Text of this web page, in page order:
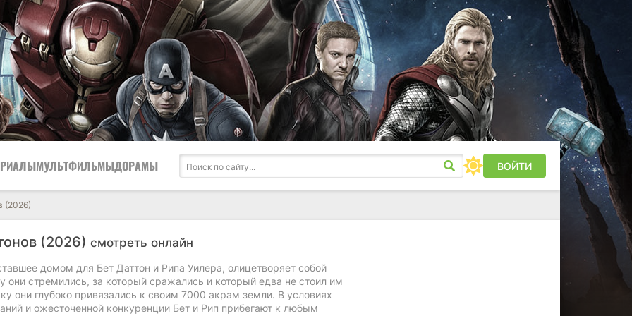
МУЛЬТФИЛЬМЫДОРАМЫ ВОЙТИ
(2026)
(2026) смотреть онлайн
домом для Бет Даттон и Рипа Уилера, олицетворяет собой
они стремились, за который сражались и который едва не стоил им
они глубоко привязались к своим 7000 акрам земли. В условиях
и ожесточенной конкуренции Бет и Рип прибегают к любым